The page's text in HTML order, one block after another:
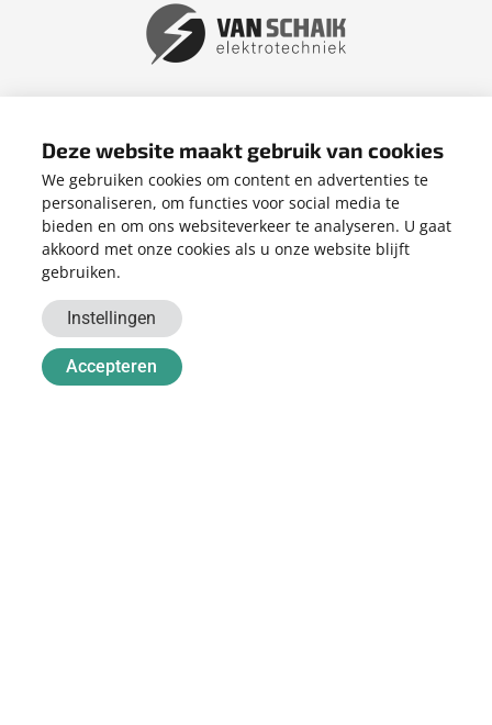
BEZOEKADRES
Harmelerwaard 11
3481 LB Harmelen
Deze website maakt gebruik van cookies
We gebruiken cookies om content en advertenties te
personaliseren, om functies voor social media te
bieden en om ons websiteverkeer te analyseren. U gaat
akkoord met onze cookies als u onze website blijft
gebruiken.
Instellingen
Accepteren